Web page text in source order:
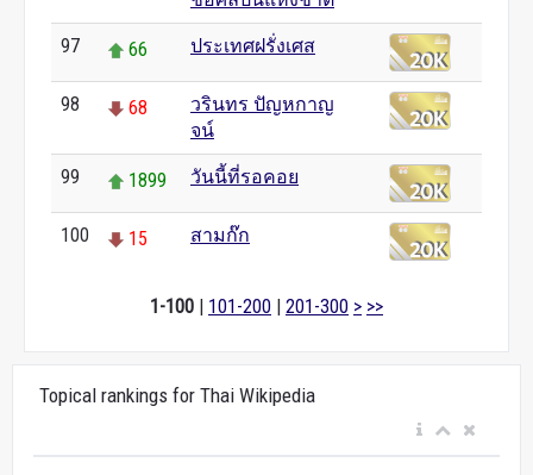
97 66 ประเทศฝรั่งเศส
98 68
วรินทร ปัญหกาญ
จน์
99 1899 วันนี้ที่รอคอย
100 15 สามก๊ก
1-100 | 101-200 | 201-300 > >>
Topical rankings for Thai Wikipedia